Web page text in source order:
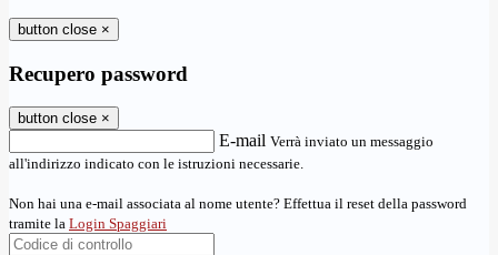
button close ×
Recupero password
button close ×
E-mail Verrà inviato un messaggio
all'indirizzo indicato con le istruzioni necessarie.
Non hai una e-mail associata al nome utente? Effettua il reset della password
tramite la Login Spaggiari